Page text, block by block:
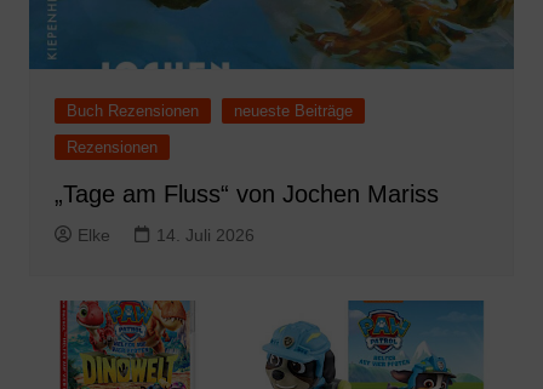
Buch Rezensionen
neueste Beiträge
Rezensionen
„Tage am Fluss“ von Jochen Mariss
Elke 14. Juli 2026